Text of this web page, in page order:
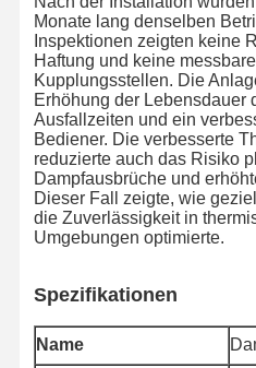
Schleimsaugschlauch
Wasserschlauch
Brennstoffschlauch
Hydraulische Ölhose
Keramische Schlauchrohre
Dampfschlauch
Bergbauschlauch
Monate lang denselben
Inspektionen zeigten keine
Haftung und keine
Kupplungsstellen. Die
Erhöhung der Lebensdauer
Ausfallzeiten und ein
Bediener. Die verbesserte
reduzierte auch das Risiko
Dampfausbrüche und
Dieser Fall zeigte, wie
die Zuverlässigkeit in
Umgebungen optimierte.
Spezifikationen
Name